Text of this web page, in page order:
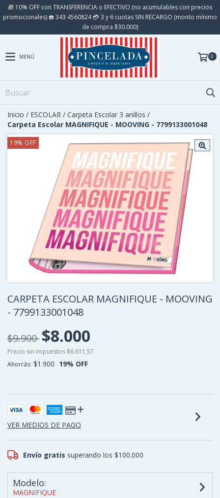
🎁 10% OFF con TRANSFERENCIA o EFECTIVO (no acumulables con precios
promocionales) ☎️ 343 4560824 💳 3 y 6 cuotas SIN RECARGO (monto mínimo
de compra $30.000)
MENÚ 0
Inicio / ESCOLAR / Carpeta Escolar 3 anillos /
Carpeta Escolar MAGNIFIQUE - MOOVING - 7799133001048
19% OFF
CARPETA ESCOLAR MAGNIFIQUE - MOOVING
- 7799133001048
$9.900 $8.000
Precio sin impuestos $6.611,57
Ahorrás: $1.900 19% OFF
VER MEDIOS DE PAGO
Envío gratis superando los$100.000
Modelo:
MAGNIFIQUE